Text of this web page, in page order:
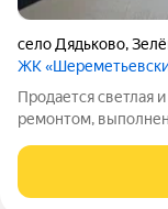
село Дядьково,
ЖК
Продается светлая
ремонтом,
качественные
атмосфера уюта, в